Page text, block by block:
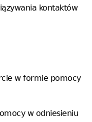
kontaktów
w formie pomocy
w odniesieniu